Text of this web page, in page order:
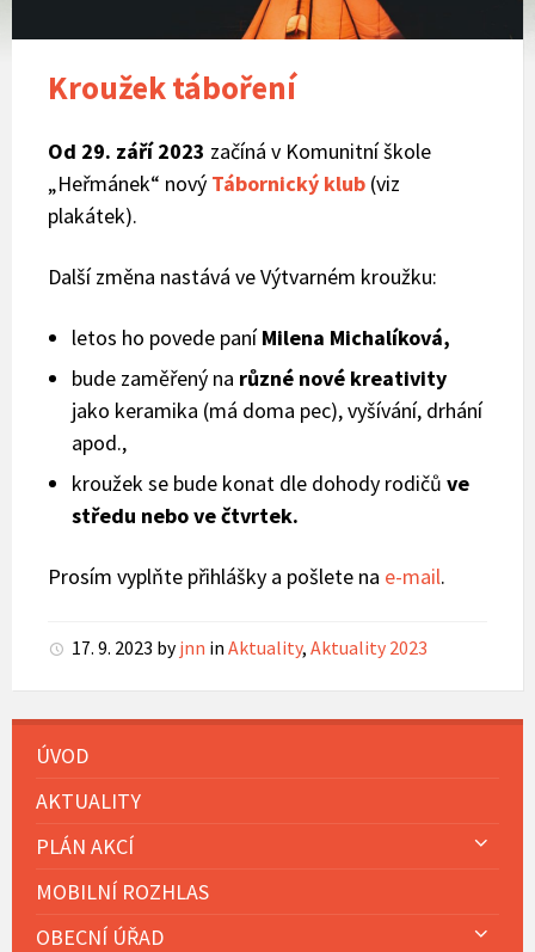
Kroužek táboření
Od 29. září 2023 začíná v Komunitní škole
„Heřmánek“ nový Tábornický klub (viz
plakátek).
Další změna nastává ve Výtvarném kroužku:
letos ho povede paníMilena Michalíková,
bude zaměřený na různé nové kreativity
jako keramika (má doma pec), vyšívání, drhání
apod.,
kroužek se bude konat dle dohody rodičů ve
středu nebo ve čtvrtek.
Prosím vyplňte přihlášky a pošlete na e-mail.
17. 9. 2023 by jnn in Aktuality, Aktuality 2023
ÚVOD
AKTUALITY
PLÁN AKCÍ
MOBILNÍ ROZHLAS
OBECNÍ ÚŘAD